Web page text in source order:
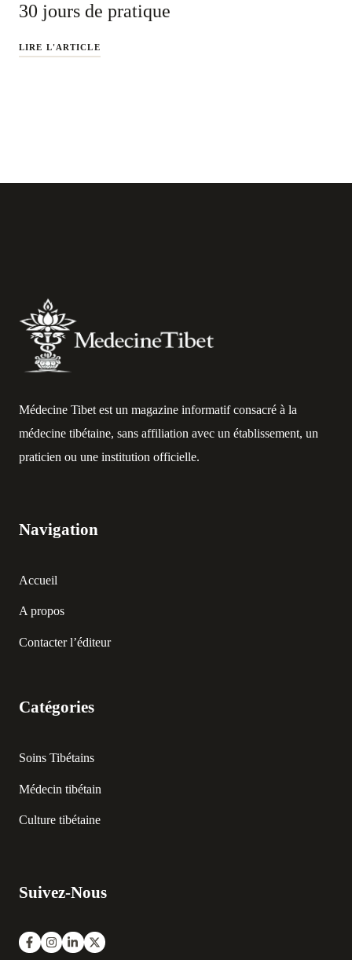
30 jours de pratique
LIRE L'ARTICLE
Médecine Tibet est un magazine informatif consacré à la
médecine tibétaine, sans affiliation avec un établissement, un
praticien ou une institution officielle.
Navigation
Accueil
A propos
Contacter l’éditeur
Catégories
Soins Tibétains
Médecin tibétain
Culture tibétaine
Suivez-Nous